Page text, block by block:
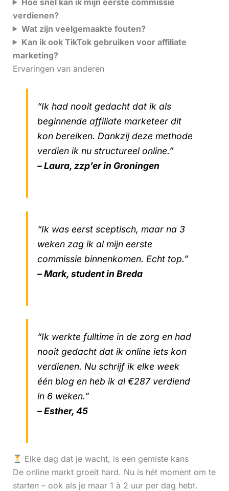
verdienen?
Wat zijn veelgemaakte fouten?
Kan ik ook TikTok gebruiken voor affiliate
marketing?
Ervaringen van anderen
“Ik had nooit gedacht dat ik als
beginnende affiliate marketeer dit
kon bereiken. Dankzij deze methode
verdien ik nu structureel online.”
– Laura, zzp’er in Groningen
“Ik was eerst sceptisch, maar na 3
weken zag ik al mijn eerste
commissie binnenkomen. Echt top.”
– Mark, student in Breda
“Ik werkte fulltime in de zorg en had
nooit gedacht dat ik online iets kon
verdienen. Nu schrijf ik elke week
één blog en heb ik al €287 verdiend
in 6 weken.”
– Esther, 45
Elke dag dat je wacht, is een gemiste kans
De online markt groeit hard. Nu is hét moment om te
starten – ook als je maar 1 à 2 uur per dag hebt.